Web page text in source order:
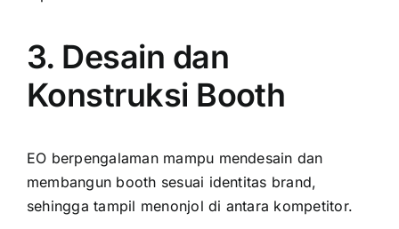
3. Desain dan
Konstruksi Booth
EO berpengalaman mampu mendesain dan
membangun booth sesuai identitas brand,
sehingga tampil menonjol di antara kompetitor.